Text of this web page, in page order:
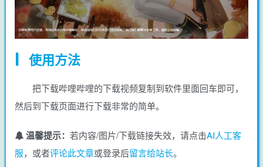
使用方法
把下载哔哩哔哩的下载视频复制到软件里面回车即可，
然后到下载页面进行下载非常的简单。
温馨提示： 若内容/图片/下载链接失效，请点击AI人工客
服，或者评论此文章或登录后留言给站长。